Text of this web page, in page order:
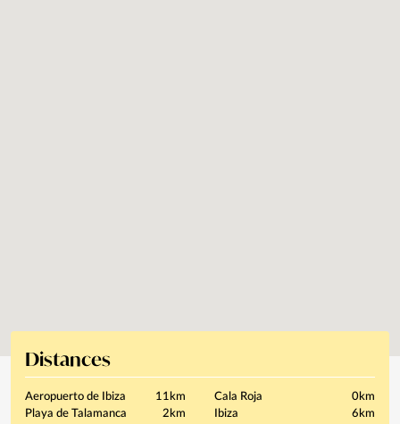
Distances
Aeropuerto de Ibiza
11km
Playa de Talamanca
2km
Cala Roja
0km
Ibiza
6km